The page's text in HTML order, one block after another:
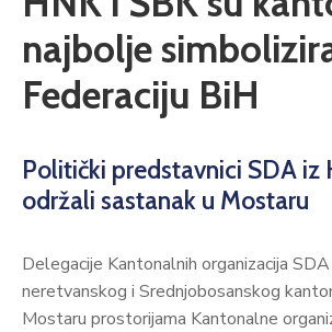
najbolje
Federaciju BiH
Politički predstavnici SDA iz
održali sastanak u Mostaru
Delegacije Kantonalnih organizacija
neretvanskog i Srednjobosanskog
Mostaru prostorijama Kantonalne